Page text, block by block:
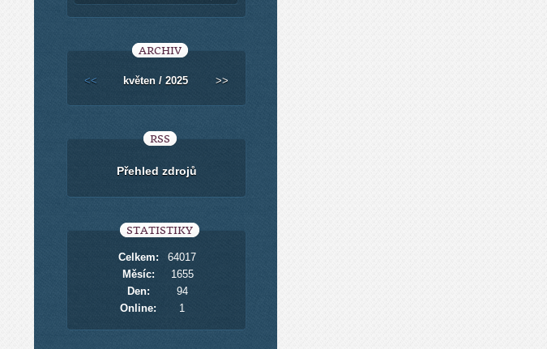
ARCHIV
<< květen / 2025 >>
RSS
Přehled zdrojů
STATISTIKY
Online: 1
Celkem:
64017
Měsíc:
1655
Den:
94